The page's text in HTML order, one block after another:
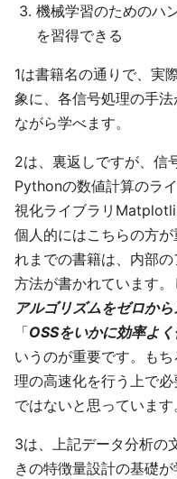
機械学習のためのハ
を習得できる
1は書籍名の通りで、実
象に、各信号処理の手
ながら学べます。
2は、裏返しですが、信
Pythonの数値計算のラ
視化ライブラリ
個人的にはこちらの方
れまでの書籍は、内部
方法が書かれています
アルゴリズムをゼロか
「OSSをいかに効率よ
いうのが重要です。も
理の高速化を行う上で
ではないと思っています
3は、上記データ分析の
きの特徴量設計の基礎